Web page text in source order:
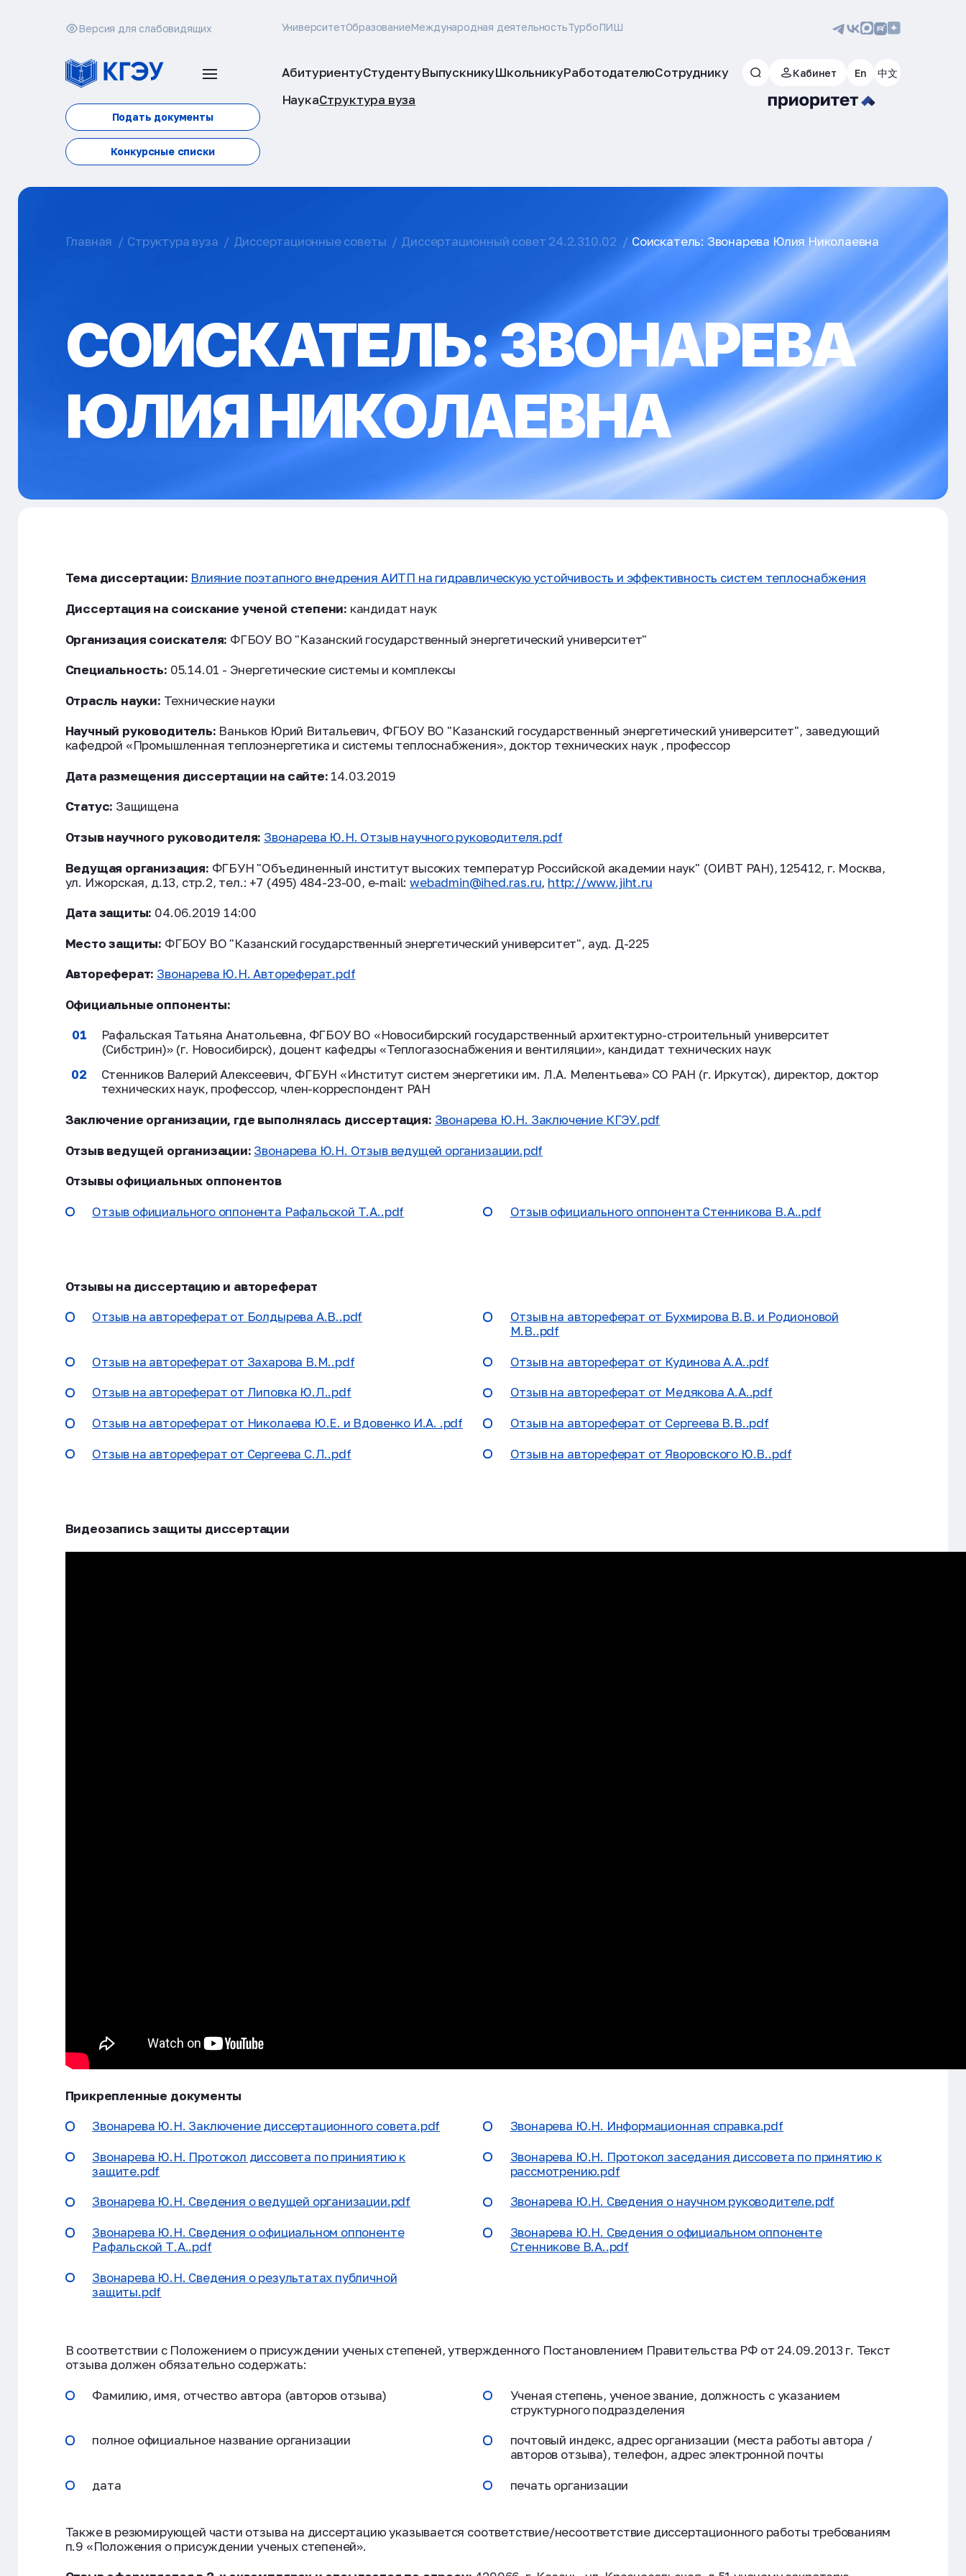
Версия для слабовидящих УниверситетОбразованиеМеждународная деятельностьТурбоПИШ
Подать документы
Конкурсные списки
АбитуриентуСтудентуВыпускникуШкольникуРаботодателюСотруднику
НаукаСтруктура вуза
Кабинет En 中文
Главная Структура вуза Диссертационные советы Диссертационный совет 24.2.310.02 Соискатель: Звонарева Юлия Николаевна
СОИСКАТЕЛЬ: ЗВОНАРЕВА
ЮЛИЯ НИКОЛАЕВНА
Тема диссертации: Влияние поэтапного внедрения АИТП на гидравлическую устойчивость и эффективность систем теплоснабжения
Диссертация на соискание ученой степени: кандидат наук
Организация соискателя: ФГБОУ ВО "Казанский государственный энергетический университет"
Специальность: 05.14.01 - Энергетические системы и комплексы
Отрасль науки: Технические науки
Научный руководитель: Ваньков Юрий Витальевич, ФГБОУ ВО "Казанский государственный энергетический университет", заведующий
кафедрой «Промышленная теплоэнергетика и системы теплоснабжения», доктор технических наук , профессор
Дата размещения диссертации на сайте: 14.03.2019
Статус: Защищена
Отзыв научного руководителя: Звонарева Ю.Н. Отзыв научного руководителя.pdf
Ведущая организация: ФГБУН "Объединенный институт высоких температур Российской академии наук" (ОИВТ РАН), 125412, г. Москва,
ул. Ижорская, д.13, стр.2, тел.: +7 (495) 484-23-00, е-mail:webadmin@ihed.ras.ru, http://www.jiht.ru
Дата защиты: 04.06.2019 14:00
Место защиты: ФГБОУ ВО "Казанский государственный энергетический университет", ауд. Д-225
Автореферат: Звонарева Ю.Н. Автореферат.pdf
Официальные оппоненты:
Рафальская Татьяна Анатольевна, ФГБОУ ВО «Новосибирский государственный архитектурно-строительный университет
(Сибстрин)» (г. Новосибирск), доцент кафедры «Теплогазоснабжения и вентиляции», кандидат технических наук
Стенников Валерий Алексеевич, ФГБУН «Институт систем энергетики им. Л.А. Мелентьева» СО РАН (г. Иркутск), директор, доктор
технических наук, профессор, член-корреспондент РАН
Заключение организации, где выполнялась диссертация: Звонарева Ю.Н. Заключение КГЭУ.pdf
Отзыв ведущей организации: Звонарева Ю.Н. Отзыв ведущей организации.pdf
Отзывы официальных оппонентов
Отзыв официального оппонента Рафальской Т.А..pdf Отзыв официального оппонента Стенникова В.А..pdf
Отзывы на диссертацию и автореферат
Отзыв на автореферат от Болдырева А.В..pdf
Отзыв на автореферат от Бухмирова В.В. и Родионовой
М.В..pdf
Отзыв на автореферат от Захарова В.М..pdf Отзыв на автореферат от Кудинова А.А..pdf
Отзыв на автореферат от Липовка Ю.Л..pdf Отзыв на автореферат от Медякова А.А..pdf
Отзыв на автореферат от Николаева Ю.Е. и Вдовенко И.А. .pdf Отзыв на автореферат от Сергеева В.В..pdf
Отзыв на автореферат от Сергеева С.Л..pdf Отзыв на автореферат от Яворовского Ю.В..pdf
Видеозапись защиты диссертации
Прикрепленные документы
Звонарева Ю.Н. Заключение диссертационного совета.pdf Звонарева Ю.Н. Информационная справка.pdf
Звонарева Ю.Н. Протокол диссовета по приниятию к
защите.pdf
Звонарева Ю.Н. Протокол заседания диссовета по принятию к
рассмотрению.pdf
Звонарева Ю.Н. Сведения о ведущей организации.pdf Звонарева Ю.Н. Сведения о научном руководителе.pdf
Звонарева Ю.Н. Сведения о официальном оппоненте
Рафальской Т.А..pdf
Звонарева Ю.Н. Сведения о официальном оппоненте
Стенникове В.А..pdf
Звонарева Ю.Н. Сведения о результатах публичной
защиты.pdf
В соответствии с Положением о присуждении ученых степеней, утвержденного Постановлением Правительства РФ от 24.09.2013 г. Текст
отзыва должен обязательно содержать:
Фамилию, имя, отчество автора (авторов отзыва)
Ученая степень, ученое звание, должность с указанием
структурного подразделения
полное официальное название организации
почтовый индекс, адрес организации (места работы автора /
авторов отзыва), телефон, адрес электронной почты
дата печать организации
Также в резюмирующей части отзыва на диссертацию указывается соответствие/несоответствие диссертационного работы требованиям
п.9 «Положения о присуждении ученых степеней».